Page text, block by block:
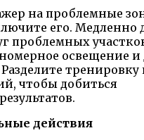
на проблемные
его. Медленно
проблемных
освещение и
тренировку
чтобы добиться
действия